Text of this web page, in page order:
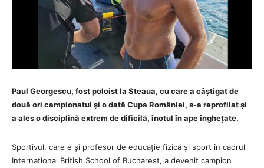
Paul Georgescu, fost poloist la Steaua, cu care a câștigat de
două ori campionatul și o dată Cupa României, s-a reprofilat și
a ales o disciplină extrem de dificilă, înotul în ape înghețate.
Sportivul, care e și profesor de educație fizică și sport în cadrul
International British School of Bucharest, a devenit campion